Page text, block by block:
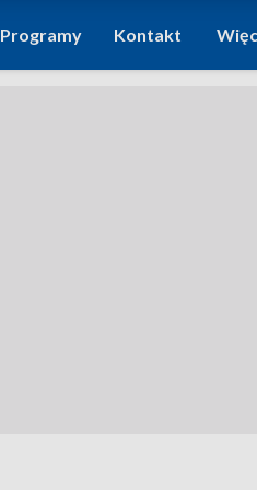
Programy Kontakt